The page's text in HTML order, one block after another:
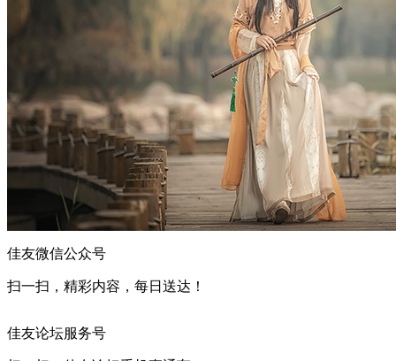
佳友微信公众号
扫一扫，精彩内容，每日送达！
佳友论坛服务号